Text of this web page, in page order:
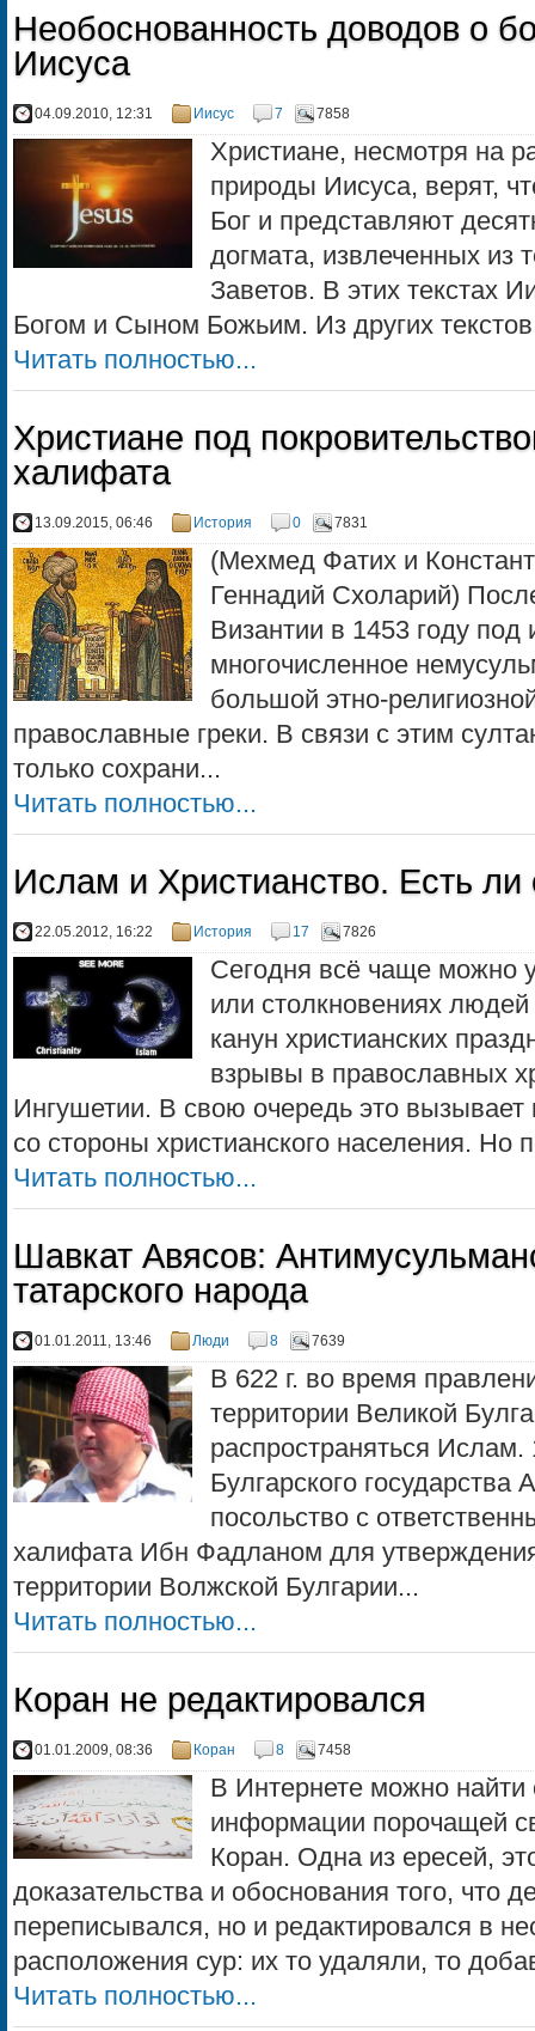
Необоснованность доводов о
Иисуса
04.09.2010, 12:31 Иисус 7 7858
Христиане, несмотря на
природы Иисуса, верят,
Бог и представляют
догмата, извле­ченных из
Заветов. В этих текстах
Богом и Сыном Божьим. Из других текстов
Читать полностью...
Христиане под
халифата
13.09.2015, 06:46 История 0 7831
(Мехмед Фатих и
Геннадий Схоларий)
Византии в 1453 году под
многочисленное
большой этно-
православные греки. В связи с этим
только сохрани...
Читать полностью...
Ислам и Христианство. Есть ли
22.05.2012, 16:22 История 17 7826
Сегодня всё чаще можно
или столкновениях
канун христианских
взрывы в православных
Ингушетии. В свою очередь это вызывает
со стороны христианского населения. Но
Читать полностью...
Шавкат Авясов:
татарского народа
01.01.2011, 13:46 Люди 8 7639
В 622 г. во время
территории Великой
распространяться
Булгарского
посольство с
халифата Ибн Фадланом для
территории Волжской Булгарии...
Читать полностью...
Коран не редактировался
01.01.2009, 08:36 Коран 8 7458
В Интернете можно найти
информации порочащей
Коран. Одна из ересей,
доказательства и обоснования того, что
переписывался, но и редактировался в
расположения сур: их то удаляли, то
Читать полностью...